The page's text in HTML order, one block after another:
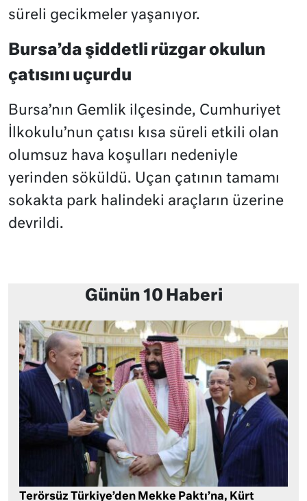
süreli gecikmeler yaşanıyor.
Bursa’da şiddetli rüzgar okulun
çatısını uçurdu
Bursa’nın Gemlik ilçesinde, Cumhuriyet
İlkokulu’nun çatısı kısa süreli etkili olan
olumsuz hava koşulları nedeniyle
yerinden söküldü. Uçan çatının tamamı
sokakta park halindeki araçların üzerine
devrildi.
Günün 10 Haberi
Terörsüz Türkiye’den Mekke Paktı’na, Kürt